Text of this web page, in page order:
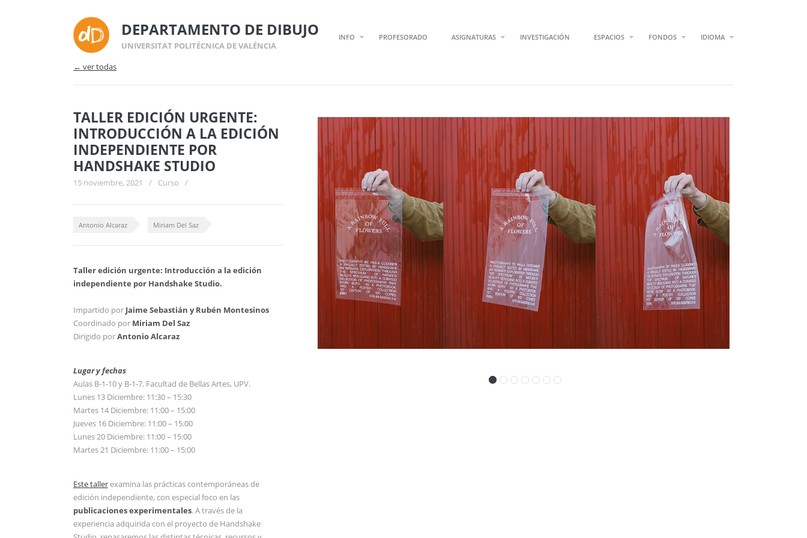
DEPARTAMENTO DE DIBUJO
UNIVERSITAT POLITÉCNICA DE VALÉNCIA
INFO PROFESORADO ASIGNATURAS INVESTIGACIÓN ESPACIOS FONDOS IDIOMA
← ver todas
TALLER EDICIÓN URGENTE:
INTRODUCCIÓN A LA EDICIÓN
INDEPENDIENTE POR
HANDSHAKE STUDIO
15 noviembre, 2021 / Curso /
Antonio Alcaraz Miriam Del Saz
Taller edición urgente: Introducción a la edición
independiente por Handshake Studio.
Impartido por Jaime Sebastián y Rubén Montesinos
Coordinado por Miriam Del Saz
Dirigido porAntonio Alcaraz
Lugar y fechas
Aulas B-1-10 y B-1-7. Facultad de Bellas Artes, UPV.
Lunes 13 Diciembre: 11:30 – 15:30
Martes 14 Diciembre: 11:00 – 15:00
Jueves 16 Diciembre: 11:00 – 15:00
Lunes 20 Diciembre: 11:00 – 15:00
Martes 21 Diciembre: 11:00 – 15:00
Este tallerexamina las prácticas contemporáneas de
edición independiente, con especial foco en las
publicaciones experimentales. A través de la
experiencia adquirida con el proyecto de Handshake